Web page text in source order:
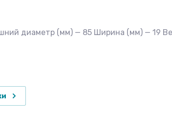
диаметр (мм) — 85 Ширина (мм) — 19